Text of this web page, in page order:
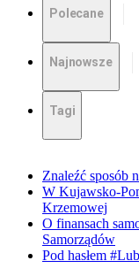
Polecane
Najnowsze
Tagi
Znaleźć sposób
W Kujawsko-
Krzemowej
O finansach
Samorządów
Pod hasłem